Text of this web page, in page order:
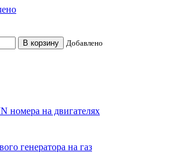
В корзину Добавлено
номера на двигателях
генератора на газ